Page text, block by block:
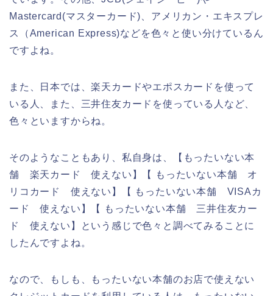
Mastercard(マスターカード)、アメリカン・エキスプレ
ス（American Express)などを色々と使い分けているん
ですよね。
また、日本では、楽天カードやエポスカードを使って
いる人、また、三井住友カードを使っている人など、
色々といますからね。
そのようなこともあり、私自身は、【もったいない本
舗 楽天カード 使えない】【 もったいない本舗 オ
リコカード 使えない】【 もったいない本舗 VISAカ
ード 使えない】【 もったいない本舗 三井住友カー
ド 使えない】という感じで色々と調べてみることに
したんですよね。
なので、もしも、もったいない本舗のお店で使えない